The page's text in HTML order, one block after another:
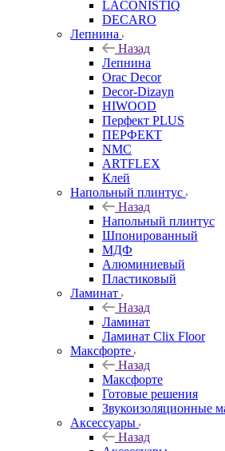
LACONISTIQ
DECARO
Лепнина
Назад
Лепнина
Orac Decor
Decor-Dizayn
HIWOOD
Перфект PLUS
ПЕРФЕКТ
NMC
ARTFLEX
Клей
Напольный плинтус
Назад
Напольный плинтус
Шпонированный
МДФ
Алюминиевый
Пластиковый
Ламинат
Назад
Ламинат
Ламинат Clix Floor
Максфорте
Назад
Максфорте
Готовые решения
Звукоизоляционные
Аксессуары
Назад